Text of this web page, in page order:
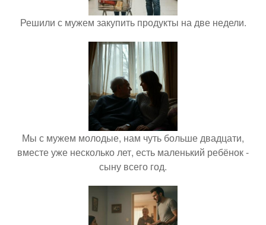
Решили с мужем закупить продукты на две недели.
Мы с мужем молодые, нам чуть больше двадцати,
вместе уже несколько лет, есть маленький ребёнок -
сыну всего год.